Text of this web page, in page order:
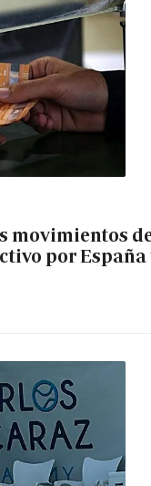
movimientos
por España